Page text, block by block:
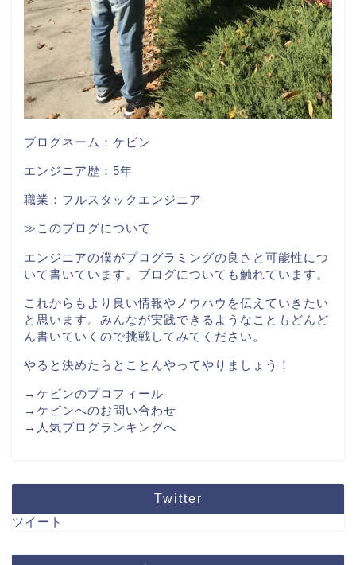
ブログネーム：ケビン
エンジニア歴：5年
職業：フルスタックエンジニア
≫このブログについて
エンジニアの僕がプログラミングの良さと可能性につ
いて書いています。ブログについても触れています。
これからもより良い情報やノウハウを伝えていきたい
と思います。みんなが実践できるようなこともどんど
ん書いていくので挑戦してみてください。
やると決めたらとことんやってやりましょう！
→ケビンのプロフィール
→ケビンへのお問い合わせ
→人気ブログランキングへ
Twitter
ツイート